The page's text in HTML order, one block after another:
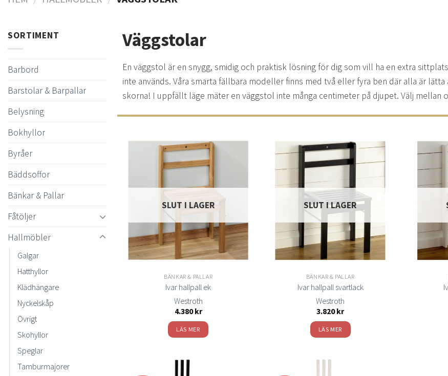
SORTIMENT
Barbord
Barstolar & Barpallar
Belysning
Bokhyllor
Byråer
Bäddsoffor
Bänkar & Pallar
Fåtöljer
Hallmöbler
Galgar
Hatthyllor
Klädhängare
Nyckelskåp
Övrigt
Skohyllor
Speglar
Tamburmajorer
Väggstolar
En väggstol är en snygg, smidig och praktisk lösning för dig som vill ha en extra
inte används. Våra smarta fällbara modeller finns med två eller fyra ben där alla är
skorna! I uppfällt läge mäter en väggstol inte många centimeter på djupet. Välj mellan
SLUT I LAGER
BÄNKAR & PALLAR
Ivar hallpall ek
Westroth
4.380kr
LÄS MER
Lägg
SLUT I LAGER
BÄNKAR & PALLAR
Ivar hallpall svartlack
Westroth
3.820kr
LÄS MER